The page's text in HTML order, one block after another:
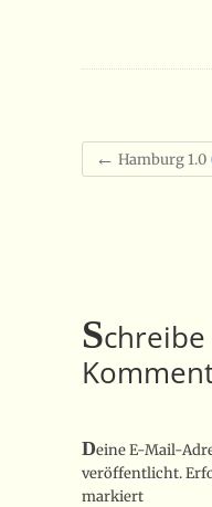
← Hamburg 1.0
S
Deine E-Mail-
veröffentlicht.
markiert